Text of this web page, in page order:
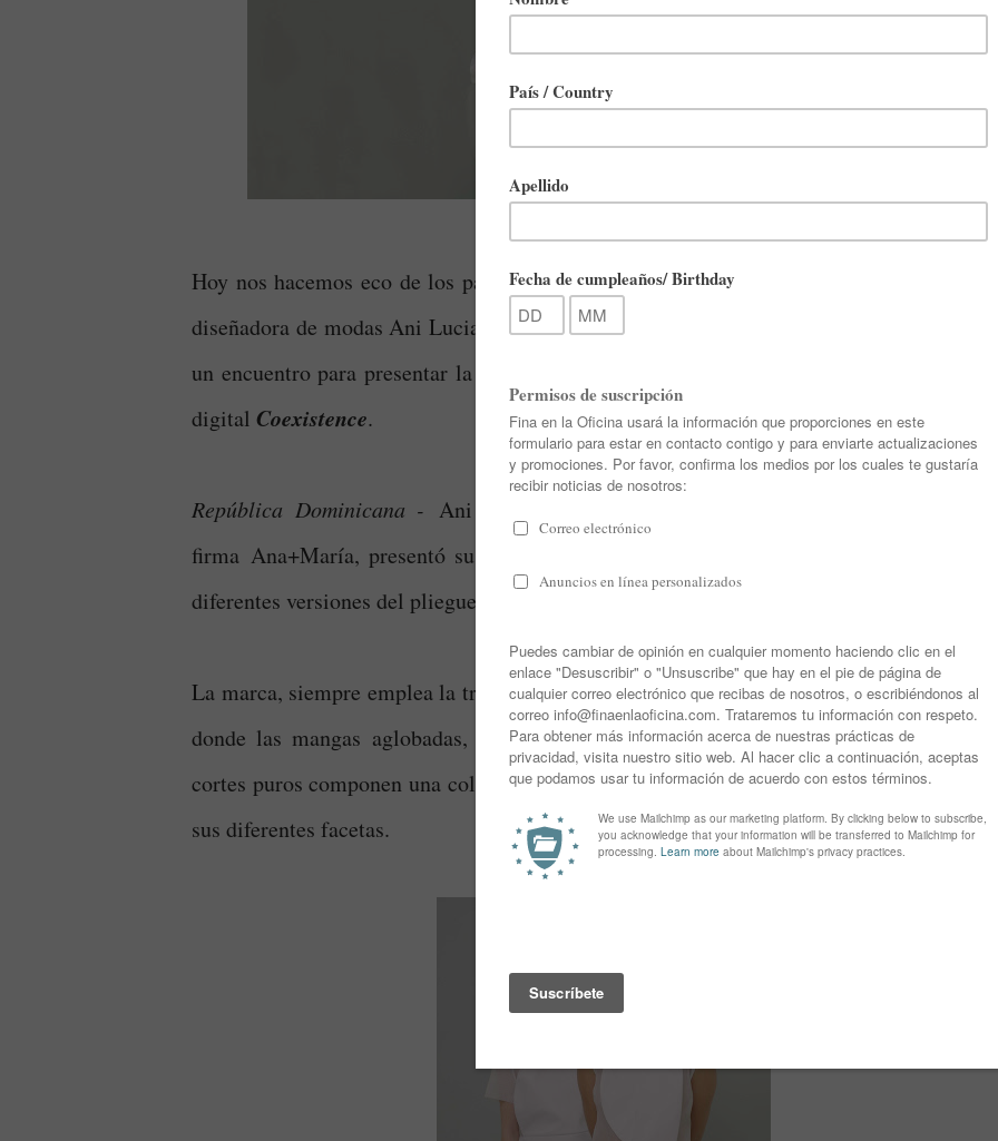
Hoy nos hacemos eco de los pasos de dos mujeres en el mundo del diseño y del arte.
diseñadora de modas Ani Lucia de Cordero y la artista plástica Laura Franco,
un encuentro para presentar la nueva colección de
digital Coexistence.
República Dominicana - Ani Lucía de Cordero, directora creativa y ejecutiva de
firma Ana+María, presentó su nueva colección de blusas Plicare 2017, inspirada en
diferentes versiones del pliegue como herramienta de diseño y composición.
La marca, siempre emplea la transparencia y la opacidad como único contraste
donde las mangas aglobadas, los mangones triplicados, los detalles geométricos y
cortes puros componen una colección de piezas singulares que identifican a cada mujer
sus diferentes facetas.